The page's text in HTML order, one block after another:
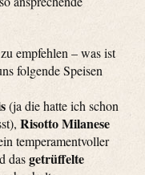
empfehlen – was ist
folgende Speisen
(ja die hatte ich schon
Risotto Milanese
temperamentvoller
dasgetrüffelte